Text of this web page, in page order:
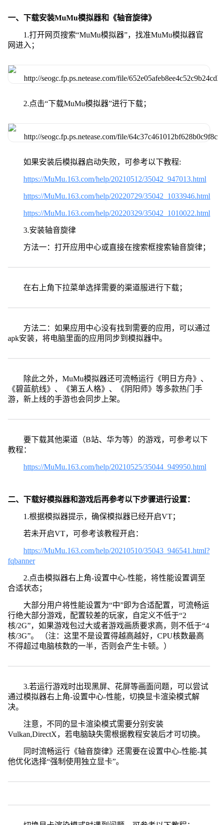
一、下载安装MuMu模拟器和《轴音旋律》
1.打开网页搜索“MuMu模拟器”，找准MuMu模拟器官
网进入；
2.点击“下载MuMu模拟器”进行下载；
如果安装后模拟器启动失败，可参考以下教程:
https://MuMu.163.com/help/20210512/35042_947013.html
https://MuMu.163.com/help/20220729/35042_1033946.html
https://MuMu.163.com/help/20220329/35042_1010022.html
3.安装轴音旋律
方法一：打开应用中心或直接在搜索框搜索轴音旋律；
在右上角下拉菜单选择需要的渠道服进行下载；
方法二：如果应用中心没有找到需要的应用，可以通过
apk安装，将电脑里面的应用同步到模拟器中。
除此之外，MuMu模拟器还可流畅运行《明日方舟》、
《碧蓝航线》、《第五人格》、《阴阳师》等多款热门手
游，新上线的手游也会同步上架。
要下载其他渠道（B站、华为等）的游戏，可参考以下
教程：
https://MuMu.163.com/help/20210525/35044_949950.html
二、下载好模拟器和游戏后再参考以下步骤进行设置：
1.根据模拟器提示，确保模拟器已经开启VT；
若未开启VT，可参考该教程开启：
https://MuMu.163.com/help/20210510/35043_946541.html?
fqbanner
2.点击模拟器右上角-设置中心-性能，将性能设置调至
合适状态；
大部分用户将性能设置为“中”即为合适配置，可流畅运
行绝大部分游戏，配置较差的玩家，自定义不低于“2
核/2G”，如果游戏包过大或者游戏画质要求高，则不低于“4
核/3G”。 （注：这里不是设置得越高越好，CPU核数最高
不得超过电脑核数的一半，否则会产生卡顿。）
3.若运行游戏时出现黑屏、花屏等画面问题，可以尝试
通过模拟器右上角-设置中心-性能，切换显卡渲染模式解
决。
注意，不同的显卡渲染模式需要分别安装
Vulkan,DirectX，若电脑缺失需根据教程安装后才可切换。
同时流畅运行《轴音旋律》还需要在设置中心-性能-其
他优化选择“强制使用独立显卡”。